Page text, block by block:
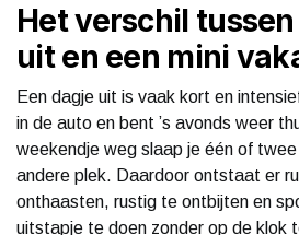
Het verschil
uit en een mini
Een dagje uit is vaak kort en
in de auto en bent ’s avonds weer
weekendje weg slaap je één of
andere plek. Daardoor ontstaat er
onthaasten, rustig te ontbijten en
uitstapje te doen zonder op de klok